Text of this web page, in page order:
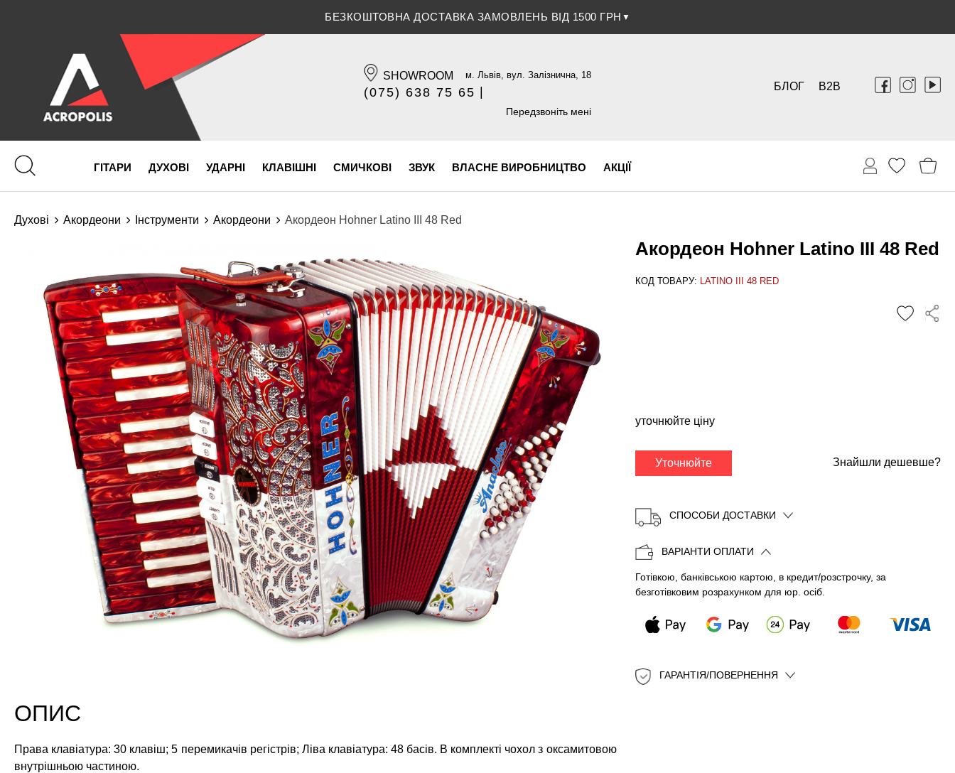
ЗНИЖКА 5% ПРИ ОПЛАТІ БАНКІВСЬКОЮ КАРТКОЮ▼
SHOWROOM м. Львів, вул. Залізнична, 18
(075) 638 75 65
(096) 609 84 32
Передзвоніть мені
B2B
БЛОГ
ГІТАРИ ДУХОВІ УДАРНІ КЛАВІШНІ СМИЧКОВІ ЗВУК ВЛАСНЕ ВИРОБНИЦТВО АКЦІЇ
Духові Акордеони Інструменти Акордеони Акордеон Hohner Latino III 48 Red
Акордеон Hohner Latino III 48 Red
КОД ТОВАРУ: LATINO III 48 RED
Копіювати
уточнюйте ціну
Уточнюйте Знайшли дешевше?
СПОСОБИ ДОСТАВКИ
ВАРІАНТИ ОПЛАТИ
Готівкою, банківською картою, в кредит/розстрочку, за
безготівковим розрахунком для юр. осіб.
ГАРАНТІЯ/ПОВЕРНЕННЯ
ОПИС
Права клавіатура: 30 клавіш; 5 перемикачів регістрів; Ліва клавіатура: 48 басів. В комплекті чохол з оксамитовою
внутрішньою частиною.